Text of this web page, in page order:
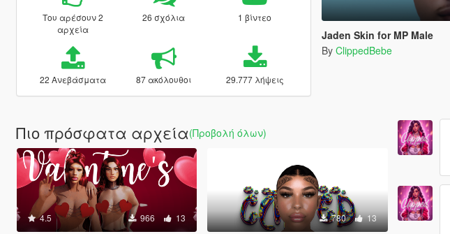
Του αρέσουν 2
αρχεία
26 σχόλια 1 βίντεο
22 Ανεβάσματα 87 ακόλουθοι 29.777 λήψεις
Jaden Skin for MP Male
By ClippedBebe
Πιο πρόσφατα αρχεία(Προβολή όλων)
4.5 966 13 780 13